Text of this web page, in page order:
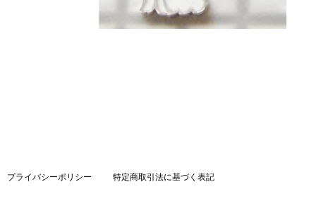
プライバシーポリシー 特定商取引法に基づく表記